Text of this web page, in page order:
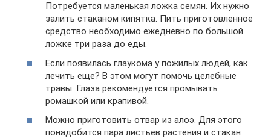
Потребуется маленькая ложка семян. Их нужно
залить стаканом кипятка. Пить приготовленное
средство необходимо ежедневно по большой
ложке три раза до еды.
Если появилась глаукома у пожилых людей, как
лечить еще? В этом могут помочь целебные
травы. Глаза рекомендуется промывать
ромашкой или крапивой.
Можно приготовить отвар из алоэ. Для этого
понадобится пара листьев растения и стакан